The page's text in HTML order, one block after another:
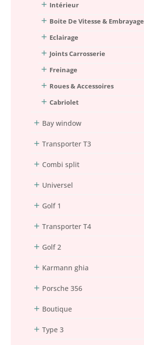
Intérieur
Boite De Vitesse & Embrayage
Eclairage
Joints Carrosserie
Freinage
Roues & Accessoires
Cabriolet
Bay window
Transporter T3
Combi split
Universel
Golf 1
Transporter T4
Golf 2
Karmann ghia
Porsche 356
Boutique
Type 3